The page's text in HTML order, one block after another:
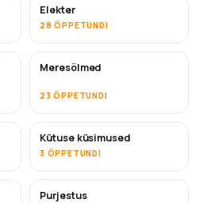
Elekter
28 ÕPPETUNDI
Meresõlmed
23 ÕPPETUNDI
Kütuse küsimused
3 ÕPPETUNDI
Purjestus